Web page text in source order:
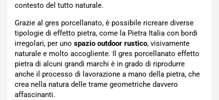
contesto del tutto naturale.
Grazie al gres porcellanato, è possibile ricreare diverse
tipologie di effetto pietra, come la Pietra Italia con bordi
irregolari, per uno spazio outdoor rustico, visivamente
naturale e molto accogliente. Il gres porcellanato effetto
pietra di alcuni grandi marchi è in grado di riprodurre
anche il processo di lavorazione a mano della pietra, che
crea nella natura delle trame geometriche davvero
affascinanti.